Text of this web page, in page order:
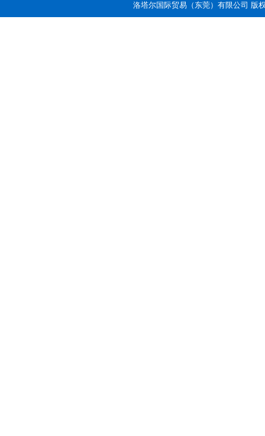
洛塔尔国际贸易（东莞）有限公司 版